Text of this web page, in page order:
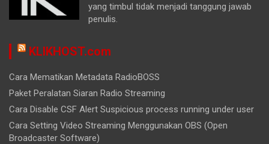
yang timbul tidak menjadi tanggung jawab
penulis.
KLIKHOST.com
Cara Mematikan Metadata RadioBOSS
Paket Peralatan Siaran Radio Streaming
Cara Disable CSF Alert Suspicious process running under user
Cara Setting Video Streaming Menggunakan OBS (Open
Broadcaster Software)